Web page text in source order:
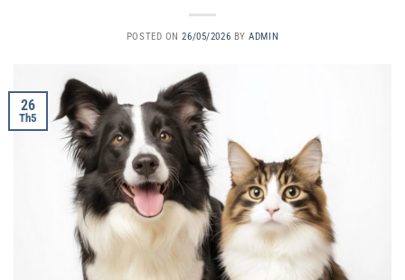
POSTED ON26/05/2026 BYADMIN
26
Th5